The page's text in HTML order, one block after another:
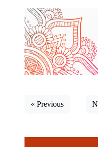
« Previous